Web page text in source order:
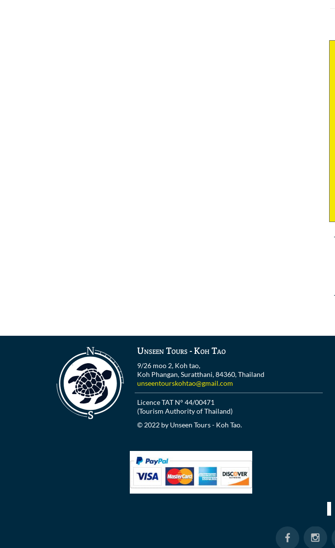
Unseen Tours - Koh Tao
9/26 moo 2, Koh tao,
Koh Phangan, Suratthani, 84360, Thailand
unseentourskohtao@gmail.com
Licence TAT N° 44/00471
(Tourism Authority of Thailand)
© 2022 by Unseen Tours - Koh Tao.